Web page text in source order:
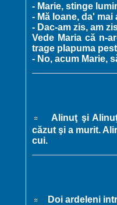
- Marie, stinge
- Mă Ioane, da' mai
- Dac-am zis, am
Vede Maria că n-
trage plapuma
- No, acum Marie,
Alinuţ şi
căzut şi a murit.
cui.
Doi ardeleni